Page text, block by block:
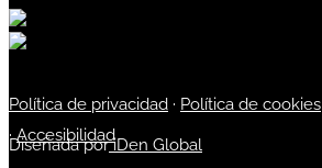
Política de privacidad · Política de cookies
·Accesibilidad
Diseñada poriDen Global